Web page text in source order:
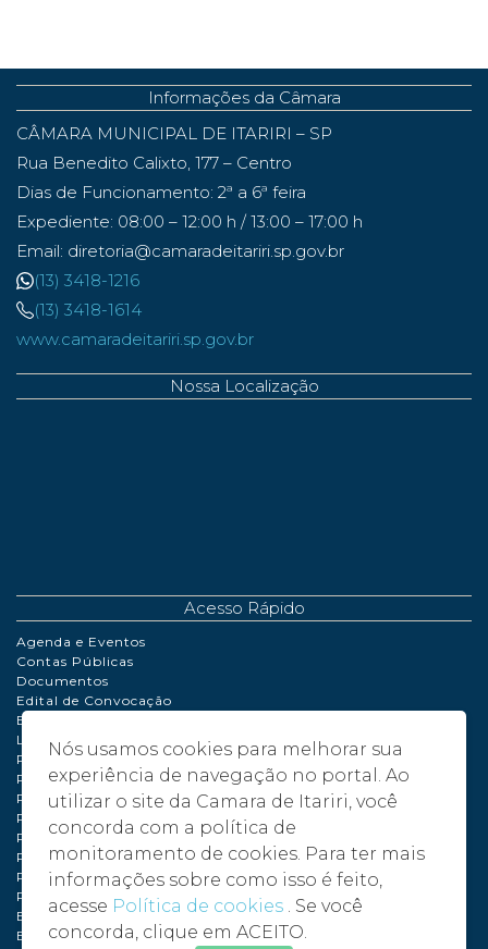
Nós usamos cookies para melhorar sua
experiência de navegação no portal. Ao
utilizar o site da Camara de Itariri, você
concorda com a política de
monitoramento de cookies. Para ter mais
informações sobre como isso é feito,
acesse Política de cookies . Se você
concorda, clique em ACEITO.
Informações da Câmara
CÂMARA MUNICIPAL DE ITARIRI – SP
Rua Benedito Calixto, 177 – Centro
Dias de Funcionamento: 2ª a 6ª feira
Expediente: 08:00 – 12:00 h / 13:00 – 17:00 h
Email: diretoria@camaradeitariri.sp.gov.br
(13) 3418-1216
(13) 3418-1614
www.camaradeitariri.sp.gov.br
Nossa Localização
Acesso Rápido
Agenda e Eventos
Contas Públicas
Documentos
Edital de Convocação
Extrato de Contrato
LDO | LOA | PPA
Perguntas Frequentes
Políticas de Cookies
Portaria
Processo de Adiantamento
Relatório de Gestão Fiscal
Plano de compras anual – PCA - 2024
Plano de compras anual – PCA - 2025
Plano de compras anual – PCA - 2026
Balancete 2024
Balancete 2025